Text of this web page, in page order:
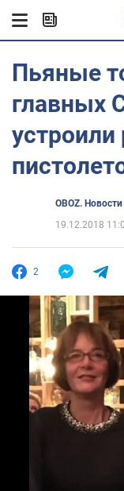
Пьяные
главных
устроили
OBOZ.
19.12.2018
2